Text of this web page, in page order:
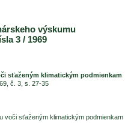
výskumu
3 / 1969
sťaženým klimatickým podmienkam
č. 3, s. 27-35
voči sťaženým klimatickým podmienkam